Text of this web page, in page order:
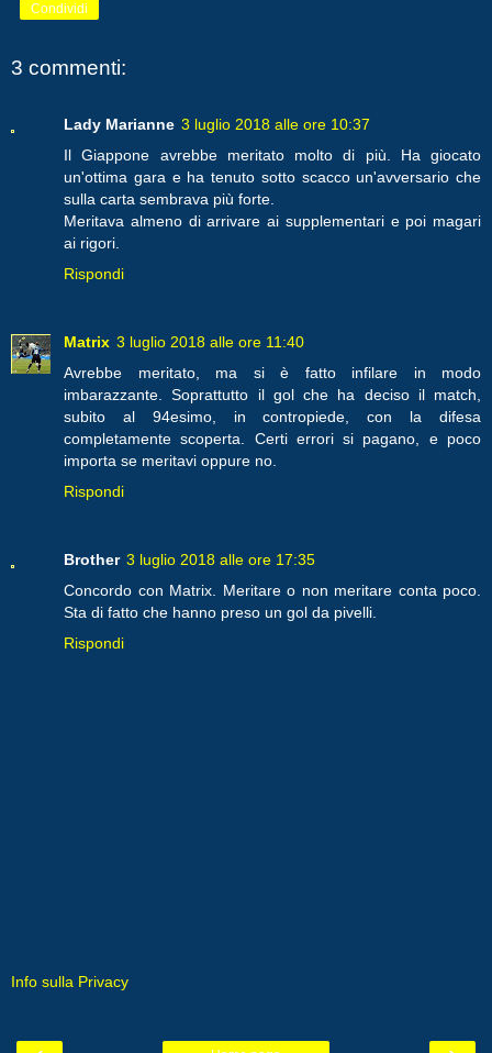
Condividi
3 commenti:
Lady Marianne 3 luglio 2018 alle ore 10:37
Il Giappone avrebbe meritato molto di più. Ha giocato
un'ottima gara e ha tenuto sotto scacco un'avversario che
sulla carta sembrava più forte.
Meritava almeno di arrivare ai supplementari e poi magari
ai rigori.
Rispondi
Matrix 3 luglio 2018 alle ore 11:40
Avrebbe meritato, ma si è fatto infilare in modo
imbarazzante. Soprattutto il gol che ha deciso il match,
subito al 94esimo, in contropiede, con la difesa
completamente scoperta. Certi errori si pagano, e poco
importa se meritavi oppure no.
Rispondi
Brother 3 luglio 2018 alle ore 17:35
Concordo con Matrix. Meritare o non meritare conta poco.
Sta di fatto che hanno preso un gol da pivelli.
Rispondi
Info sulla Privacy